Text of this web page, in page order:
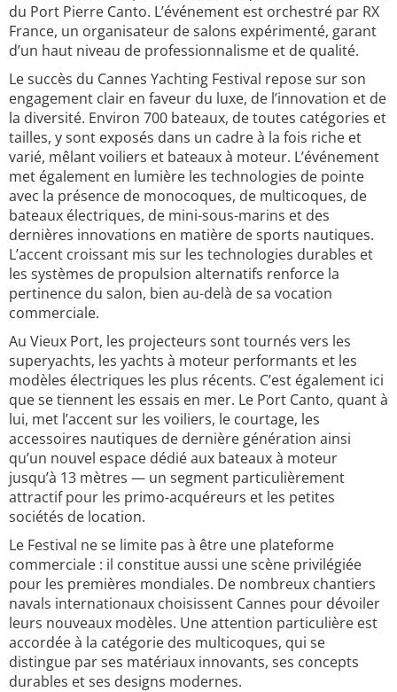
du Port Pierre Canto. L’événement est orchestré par RX
France, un organisateur de salons expérimenté, garant
d’un haut niveau de professionnalisme et de qualité.
Le succès du Cannes Yachting Festival repose sur son
engagement clair en faveur du luxe, de l’innovation et de
la diversité. Environ 700 bateaux, de toutes catégories et
tailles, y sont exposés dans un cadre à la fois riche et
varié, mêlant voiliers et bateaux à moteur. L’événement
met également en lumière les technologies de pointe
avec la présence de monocoques, de multicoques, de
bateaux électriques, de mini-sous-marins et des
dernières innovations en matière de sports nautiques.
L’accent croissant mis sur les technologies durables et
les systèmes de propulsion alternatifs renforce la
pertinence du salon, bien au-delà de sa vocation
commerciale.
Au Vieux Port, les projecteurs sont tournés vers les
superyachts, les yachts à moteur performants et les
modèles électriques les plus récents. C’est également ici
que se tiennent les essais en mer. Le Port Canto, quant à
lui, met l’accent sur les voiliers, le courtage, les
accessoires nautiques de dernière génération ainsi
qu’un nouvel espace dédié aux bateaux à moteur
jusqu’à 13 mètres — un segment particulièrement
attractif pour les primo-acquéreurs et les petites
sociétés de location.
Le Festival ne se limite pas à être une plateforme
commerciale : il constitue aussi une scène privilégiée
pour les premières mondiales. De nombreux chantiers
navals internationaux choisissent Cannes pour dévoiler
leurs nouveaux modèles. Une attention particulière est
accordée à la catégorie des multicoques, qui se
distingue par ses matériaux innovants, ses concepts
durables et ses designs modernes.